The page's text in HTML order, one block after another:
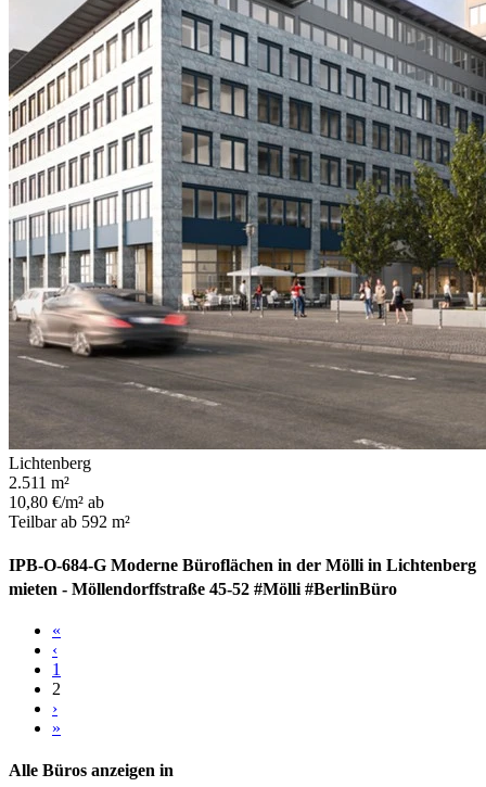
Lichtenberg
2.511 m²
10,80 €/m² ab
Teilbar ab 592 m²
IPB-O-684-G Moderne Büroflächen in der Mölli in Lichtenberg
mieten - Möllendorffstraße 45-52 #Mölli #BerlinBüro
«
‹
1
2
›
»
Alle Büros anzeigen in